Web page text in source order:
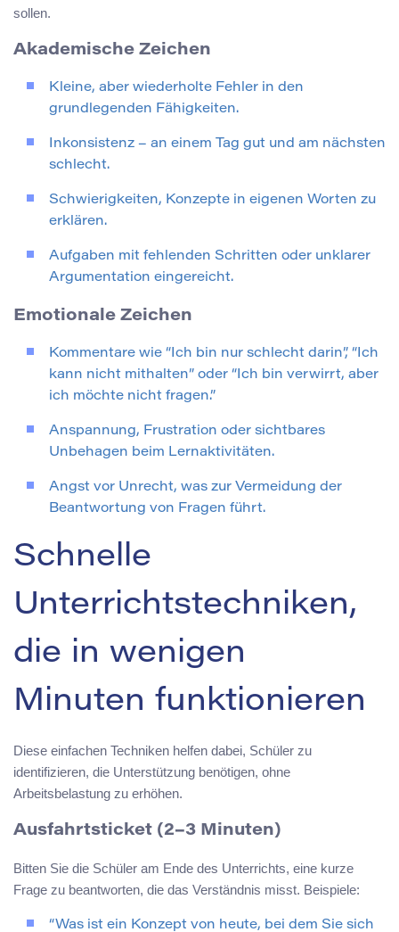
sollen.
Akademische Zeichen
Kleine, aber wiederholte Fehler in den
grundlegenden Fähigkeiten.
Inkonsistenz – an einem Tag gut und am nächsten
schlecht.
Schwierigkeiten, Konzepte in eigenen Worten zu
erklären.
Aufgaben mit fehlenden Schritten oder unklarer
Argumentation eingereicht.
Emotionale Zeichen
Kommentare wie “Ich bin nur schlecht darin”, “Ich
kann nicht mithalten” oder “Ich bin verwirrt, aber
ich möchte nicht fragen.”
Anspannung, Frustration oder sichtbares
Unbehagen beim Lernaktivitäten.
Angst vor Unrecht, was zur Vermeidung der
Beantwortung von Fragen führt.
Schnelle
Unterrichtstechniken,
die in wenigen
Minuten funktionieren
Diese einfachen Techniken helfen dabei, Schüler zu
identifizieren, die Unterstützung benötigen, ohne
Arbeitsbelastung zu erhöhen.
Ausfahrtsticket (2–3 Minuten)
Bitten Sie die Schüler am Ende des Unterrichts, eine kurze
Frage zu beantworten, die das Verständnis misst. Beispiele:
“Was ist ein Konzept von heute, bei dem Sie sich